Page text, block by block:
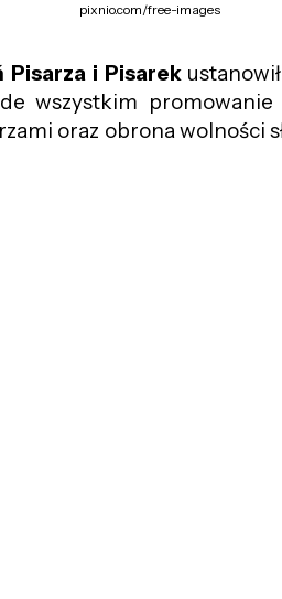
pixnio.com/free-images
Pisarza i Pisarek
wszystkim
oraz obrona wolności